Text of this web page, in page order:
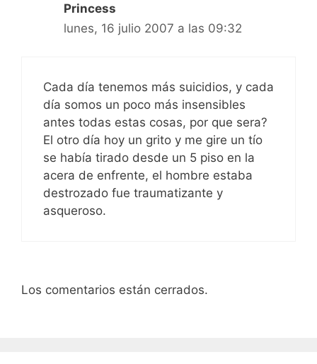
Princess
lunes, 16 julio 2007 a las 09:32
Cada día tenemos más suicidios, y cada
día somos un poco más insensibles
antes todas estas cosas, por que sera?
El otro día hoy un grito y me gire un tío
se había tirado desde un 5 piso en la
acera de enfrente, el hombre estaba
destrozado fue traumatizante y
asqueroso.
Los comentarios están cerrados.